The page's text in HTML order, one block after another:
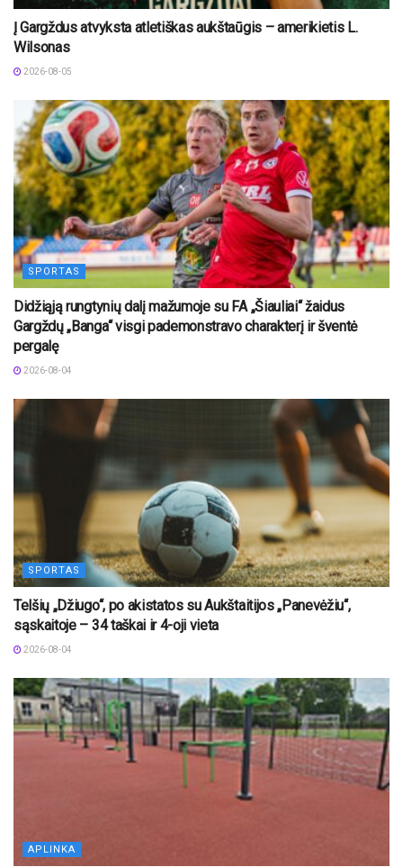
Į Gargždus atvyksta atletiškas aukštaūgis – amerikietis L.
Wilsonas
2026-08-05
SPORTAS
Didžiąją rungtynių dalį mažumoje su FA „Šiauliai“ žaidus
Gargždų „Banga“ visgi pademonstravo charakterį ir šventė
pergalę
2026-08-04
SPORTAS
Telšių „Džiugo“, po akistatos su Aukštaitijos „Panevėžiu“,
sąskaitoje – 34 taškai ir 4-oji vieta
2026-08-04
APLINKA